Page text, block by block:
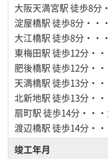
大阪天満宮駅徒歩8分
淀屋橋駅徒歩8分・・
大江橋駅徒歩8分・・
東梅田駅徒歩12分・
肥後橋駅徒歩12分・
天満橋駅徒歩13分・
北新地駅徒歩13分・
扇町駅徒歩14分・・
渡辺橋駅徒歩14分・
竣工年月